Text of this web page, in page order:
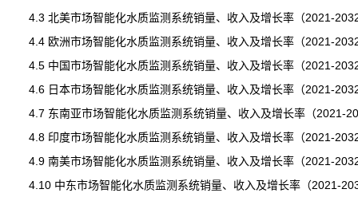
4.3 北美市场智能化水质监测系统销量、收入及增长率（2021-
4.4 欧洲市场智能化水质监测系统销量、收入及增长率（2021-
4.5 中国市场智能化水质监测系统销量、收入及增长率（2021-
4.6 日本市场智能化水质监测系统销量、收入及增长率（2021-
4.7 东南亚市场智能化水质监测系统销量、收入及增长率（2021-
4.8 印度市场智能化水质监测系统销量、收入及增长率（2021-
4.9 南美市场智能化水质监测系统销量、收入及增长率（2021-
4.10 中东市场智能化水质监测系统销量、收入及增长率（2021-